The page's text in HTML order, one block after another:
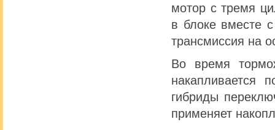
мотор с тремя
в блоке вместе
трансмиссия на
Во время
накапливается
гибриды
применяет